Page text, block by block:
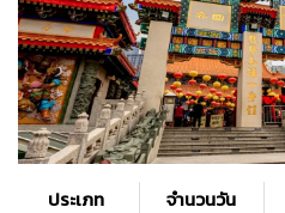
ประเภท จำนวนวัน